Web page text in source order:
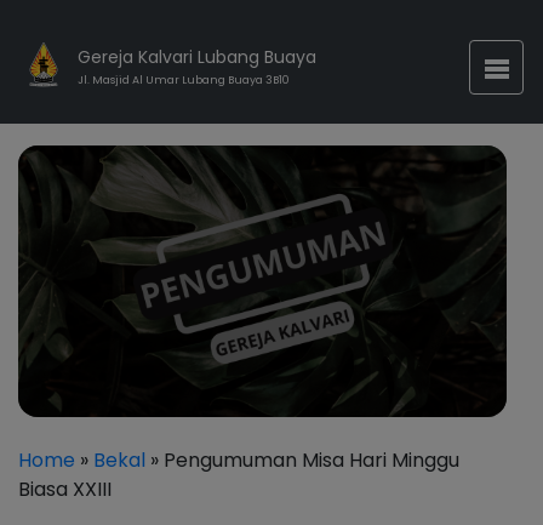
Gereja Kalvari Lubang Buaya
Jl. Masjid Al Umar Lubang Buaya 3B10
Home » Bekal » Pengumuman Misa Hari Minggu
Biasa XXIII